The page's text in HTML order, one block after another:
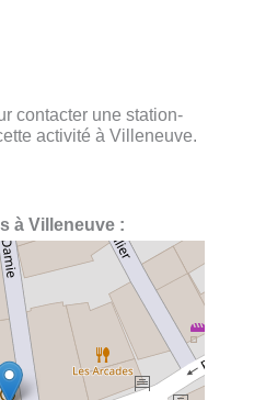
contacter une station-
activité à Villeneuve.
à Villeneuve :